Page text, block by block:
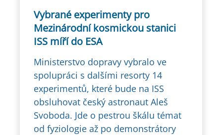
Vybrané experimenty pro
Mezinárodní kosmickou stanici
ISS míří do ESA
Ministerstvo dopravy vybralo ve
spolupráci s dalšími resorty 14
experimentů, které bude na ISS
obsluhovat český astronaut Aleš
Svoboda. Jde o pestrou škálu témat
od fyziologie až po demonstrátory